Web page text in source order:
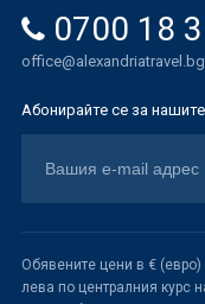
0700 18
office@alexandriatravel.bg
Абонирайте се за
Обявените цени в € (евро)
лева по централния курс